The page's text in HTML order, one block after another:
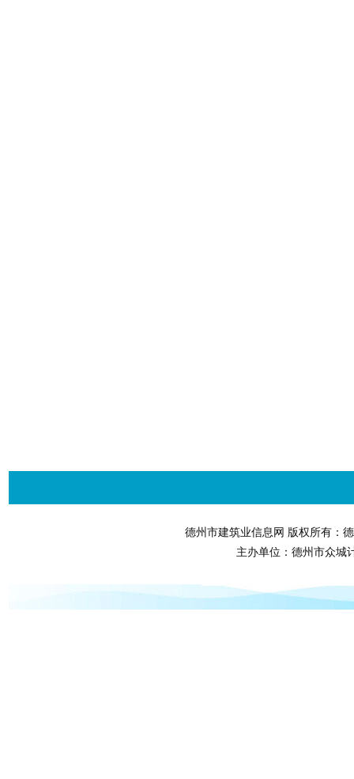
德州市建筑业信息网 版权所有：
主办单位：德州市众城